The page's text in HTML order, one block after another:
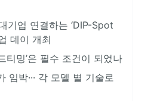
기업 연결하는 ‘DIP-Spot
데이 개최
티밍’은 필수 조건이 되었나
박··· 각 모델 별 기술로